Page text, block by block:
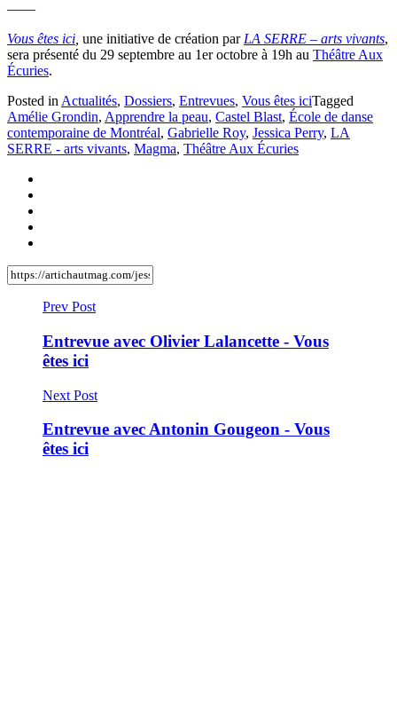
——
Vous êtes ici une initiative de création par LA SERRE – arts vivants,
sera présenté du 29 septembre au 1er octobre à 19h au Théâtre Aux
Écuries.
Posted in Actualités, Dossiers, Entrevues, Vous êtes iciTagged
Amélie Grondin, Apprendre la peau, Castel Blast, École de danse
contemporaine de Montréal, Gabrielle Roy, Jessica Perry, LA
SERRE - arts vivants, Magma, Théâtre Aux Écuries
Prev Post
Entrevue avec Olivier Lalancette - Vous
êtes ici
Next Post
Entrevue avec Antonin Gougeon - Vous
êtes ici